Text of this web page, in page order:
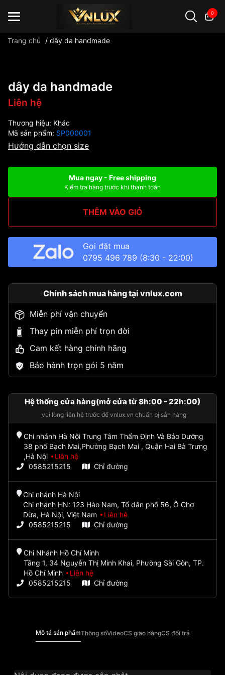
0
Trang chủ / dây da handmade
dây da handmade
Liên hệ
Thương hiệu: Khác
Mã sản phẩm: SP000001
Hướng dẫn chọn size
Mua ngay - Free shipping
Kiểm tra hàng trước khi thanh toán
THÊM VÀO GIỎ
Gọi đặt mua
0795 496 789 (8:30 - 22:00)
Chính sách mua hàng tại vnlux.com
Miễn phí vận chuyển
Thay pin miễn phí trọn đời
Cam kết hàng chính hãng
Bảo hành trọn gói 5 năm
Hệ thống cửa hàng(mở cửa từ 8h:00 - 22h:00)
vui lòng liên hệ trước để vnlux.vn chuẩn bị sẵn hàng
Chi nhánh Hà Nội Trung Tâm Thẩm Định Và Bảo Dưỡng
38 phố Bạch Mai,Phường Bạch Mai , Quận Hai Bà Trưng
,Hà Nội
Liên hệ
0585215215
Chỉ đường
Chi nhánh Hà Nội
Chi nhánh HN: 123 Hào Nam, Tổ dân phố 56, Ô Chợ
Dừa, Hà Nội, Việt Nam
Liên hệ
0585215215
Chỉ đường
Chi Nhánh Hồ Chí Minh
Tầng 1, 34 Nguyễn Thị Minh Khai, Phường Sài Gòn, TP.
Hồ Chí Minh
Liên hệ
0585215215
Chỉ đường
Mô tả sản phẩmThông sốVideoCS giao hàngCS đổi trả